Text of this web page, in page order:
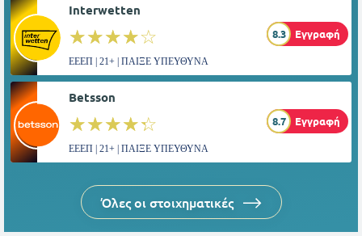
Interwetten
☆☆☆☆☆
★★★★★ 8.3 Εγγραφή
ΕΕΕΠ | 21+ | ΠΑΙΞΕ ΥΠΕΥΘΥΝΑ
Betsson
☆☆☆☆☆
★★★★★ 8.7 Εγγραφή
ΕΕΕΠ | 21+ | ΠΑΙΞΕ ΥΠΕΥΘΥΝΑ
Όλες οι στοιχηματικές